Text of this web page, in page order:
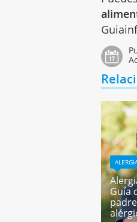
Guía